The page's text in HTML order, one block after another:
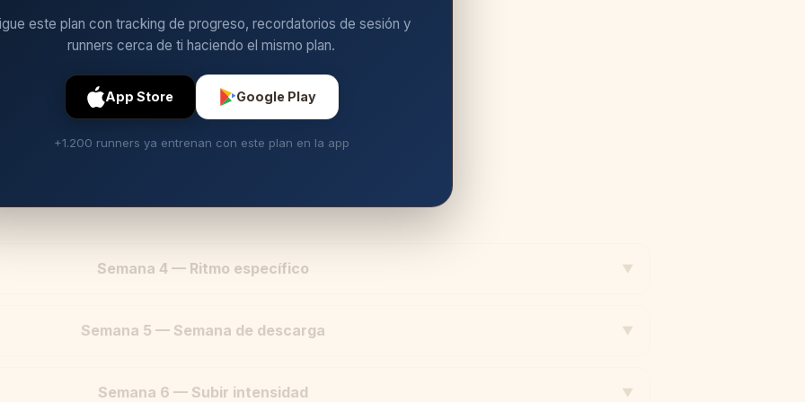
este plan con tracking de progreso, recordatorios de sesión y
runners cerca de ti haciendo el mismo plan.
App Store Google Play
+1.200 runners ya entrenan con este plan en la app
Semana 4 — Ritmo específico ▼
Semana 5 — Semana de descarga ▼
Semana 6 — Subir intensidad ▼